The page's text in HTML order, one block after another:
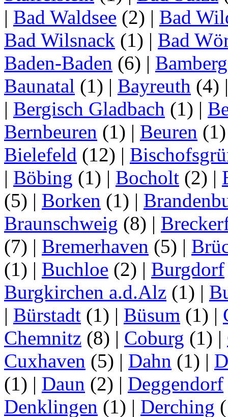
| Bad Waldsee (2) | Bad
Bad Wilsnack (1) | Bad
Baden-Baden (6) | Bamberg
Baunatal (1) | Bayreuth (4)
| Bergisch Gladbach (1) |
Bernbeuren (1) | Beuren
Bielefeld (12) |
| Böbing (1) | Bocholt (2) |
(5) | Borken (1) |
Braunschweig (8) |
(7) | Bremerhaven (5) |
(1) | Buchloe (2) | Burgdorf
Burgkirchen a.d.Alz (1) |
| Bürstadt (1) | Büsum (1) |
Chemnitz (8) | Coburg (1) |
Cuxhaven (5) | Dahn (1) |
(1) | Daun (2) | Deggendorf
Denklingen (1) | Derching